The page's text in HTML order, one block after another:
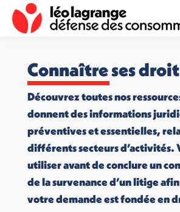
Connaître ses
Découvrez toutes nos
donnent des informations
préventives et essentielles,
différents secteurs d’activités.
utiliser avant de conclure un
de la survenance d’un litige
votre demande est fondée en